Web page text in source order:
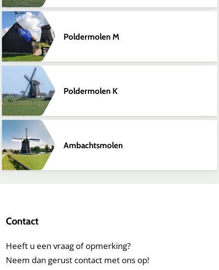
Poldermolen M
Poldermolen K
Ambachtsmolen
Contact
Heeft u een vraag of opmerking?
Neem dan gerust contact met ons op!